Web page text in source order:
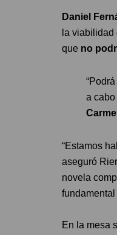
Daniel
la
que no
a
“Estamos
aseguró
novela
En la mesa